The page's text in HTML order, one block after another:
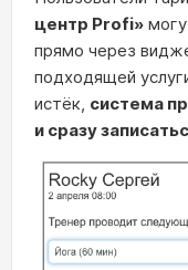
центр Profi»
прямо через
подходящей
истёк, система
и сразу